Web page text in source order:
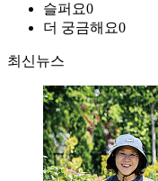
슬퍼요0
더 궁금해요0
최신뉴스